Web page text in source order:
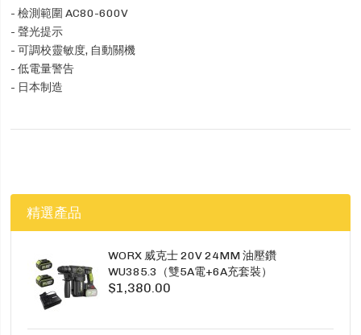
- 檢測範圍 AC80-600V
- 聲光提示
- 可調校靈敏度, 自動關機
- 低電量警告
- 日本制造
精選產品
WORX 威克士 20V 24MM 油壓鑽
WU385.3（雙5A電+6A充套裝）
$1,380.00